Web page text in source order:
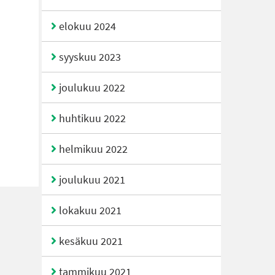
elokuu 2024
syyskuu 2023
joulukuu 2022
huhtikuu 2022
helmikuu 2022
joulukuu 2021
lokakuu 2021
kesäkuu 2021
tammikuu 2021